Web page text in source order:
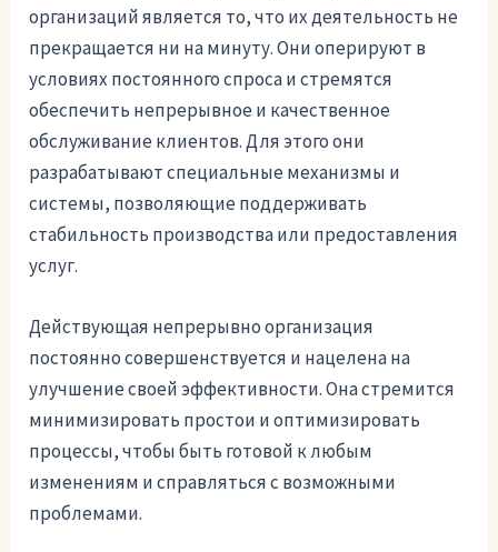
организаций является то, что их деятельность не
прекращается ни на минуту. Они оперируют в
условиях постоянного спроса и стремятся
обеспечить непрерывное и качественное
обслуживание клиентов. Для этого они
разрабатывают специальные механизмы и
системы, позволяющие поддерживать
стабильность производства или предоставления
услуг.
Действующая непрерывно организация
постоянно совершенствуется и нацелена на
улучшение своей эффективности. Она стремится
минимизировать простои и оптимизировать
процессы, чтобы быть готовой к любым
изменениям и справляться с возможными
проблемами.